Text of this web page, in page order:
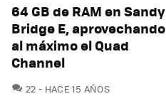
64 GB de RAM en Sandy
Bridge E, aprovechando
al máximo el Quad
Channel
22 COMENTARIOS
HACE 15 AÑOS